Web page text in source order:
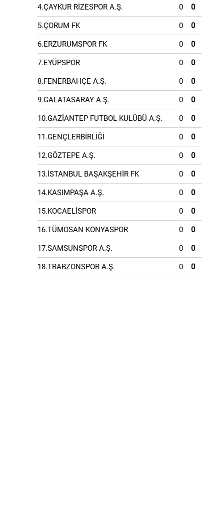
4.ÇAYKUR RİZESPOR A.Ş. 0 0
5.ÇORUM FK 0 0
6.ERZURUMSPOR FK 0 0
7.EYÜPSPOR 0 0
8.FENERBAHÇE A.Ş. 0 0
9.GALATASARAY A.Ş. 0 0
10.GAZİANTEP FUTBOL KULÜBÜ A.Ş. 0 0
11.GENÇLERBİRLİĞİ 0 0
12.GÖZTEPE A.Ş. 0 0
13.İSTANBUL BAŞAKŞEHİR FK 0 0
14.KASIMPAŞA A.Ş. 0 0
15.KOCAELİSPOR 0 0
16.TÜMOSAN KONYASPOR 0 0
17.SAMSUNSPOR A.Ş. 0 0
18.TRABZONSPOR A.Ş. 0 0